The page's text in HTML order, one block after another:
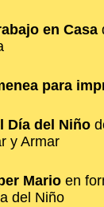
en Casa
para
Día del Niño
y Armar
Mario en
del Niño